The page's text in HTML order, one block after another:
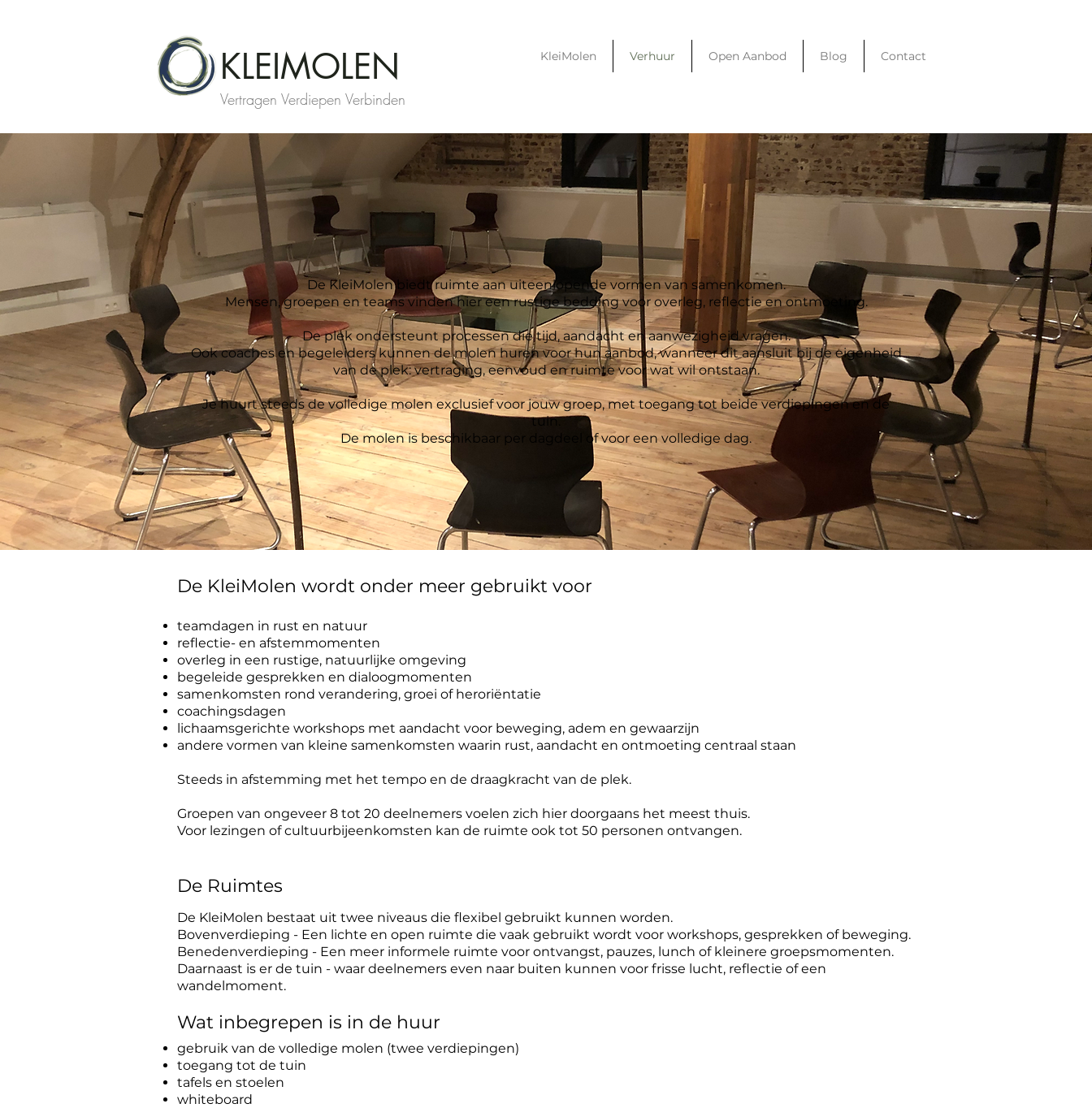
KLEIMOLEN
Vertragen Verdiepen Verbinden
KleiMolen Verhuur Open Aanbod Blog Contact
De KleiMolen biedt ruimte aan uiteenlopende vormen van samenkomen.
Mensen, groepen en teams vinden hier een rustige bedding voor overleg, reflectie en ontmoeting.
De plek ondersteunt processen die tijd, aandacht en aanwezigheid vragen.
Ook coaches en begeleiders kunnen de molen huren voor hun aanbod, wanneer dit aansluit bij de eigenheid
van de plek: vertraging, eenvoud en ruimte voor wat wil ontstaan.
Je huurt steeds de volledige molen exclusief voor jouw groep, met toegang tot beide verdiepingen en de
tuin.
De molen is beschikbaar per dagdeel of voor een volledige dag.
​De KleiMolen wordt onder meer gebruikt voor
teamdagen in rust en natuur
reflectie- en afstemmomenten
overleg in een rustige, natuurlijke omgeving
begeleide gesprekken en dialoogmomenten
samenkomsten rond verandering, groei of heroriëntatie
coachingsdagen
lichaamsgerichte workshops met aandacht voor beweging, adem en gewaarzijn
andere vormen van kleine samenkomsten waarin rust, aandacht en ontmoeting centraal staan
Steeds in afstemming met het tempo en de draagkracht van de plek.
Groepen van ongeveer 8 tot 20 deelnemers voelen zich hier doorgaans het meest thuis.
Voor lezingen of cultuurbijeenkomsten kan de ruimte ook tot 50 personen ontvangen.
De Ruimtes
De KleiMolen bestaat uit twee niveaus die flexibel gebruikt kunnen worden.
Bovenverdieping - Een lichte en open ruimte die vaak gebruikt wordt voor workshops, gesprekken of beweging.
Benedenverdieping - Een meer informele ruimte voor ontvangst, pauzes, lunch of kleinere groepsmomenten.
Daarnaast is er de tuin - waar deelnemers even naar buiten kunnen voor frisse lucht, reflectie of een
wandelmoment.
Wat inbegrepen is in de huur
gebruik van de volledige molen (twee verdiepingen)
toegang tot de tuin
tafels en stoelen
whiteboard